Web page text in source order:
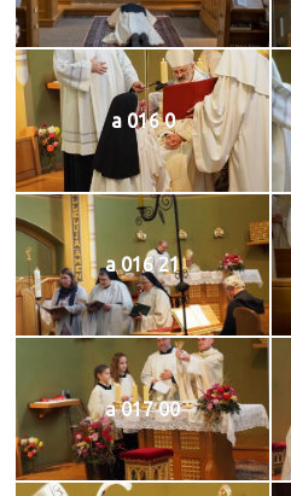
a 016 0
a 016 21
a 017 00